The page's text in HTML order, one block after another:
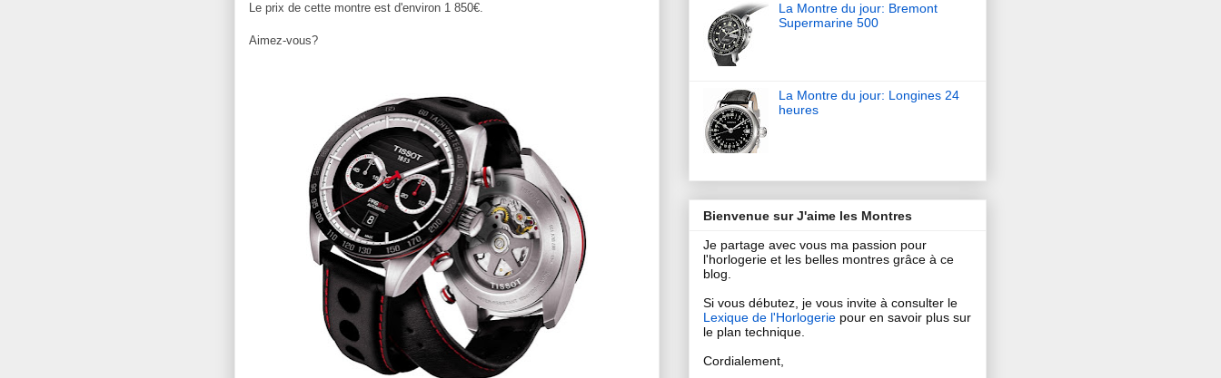
Le prix de cette montre est d'environ 1 850€.
Aimez-vous?
La Montre du jour: Bremont
Supermarine 500
La Montre du jour: Longines 24
heures
Bienvenue sur J'aime les Montres
Je partage avec vous ma passion pour
l'horlogerie et les belles montres grâce à ce
blog.
Si vous débutez, je vous invite à consulter le
Lexique de l'Horlogerie pour en savoir plus sur
le plan technique.
Cordialement,